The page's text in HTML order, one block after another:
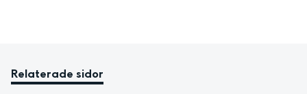
Relaterade sidor